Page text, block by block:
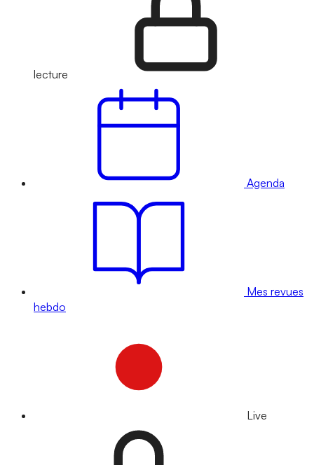
lecture
Agenda
Mes revues
hebdo
Live